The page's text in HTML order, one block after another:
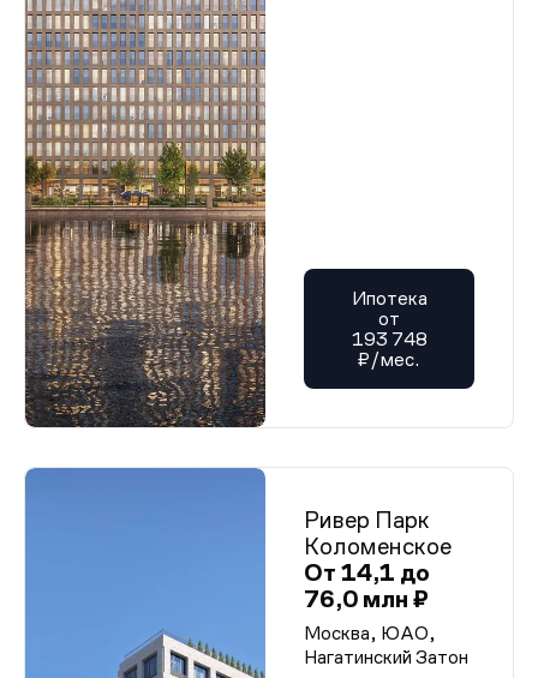
Ипотека
от
193 748
₽/мес.
Ривер Парк
Коломенское
От 14,1 до
76,0 млн ₽
Москва, ЮАО,
Нагатинский Затон